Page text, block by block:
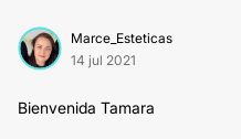
Marce_Esteticas
14 jul 2021
Bienvenida Tamara